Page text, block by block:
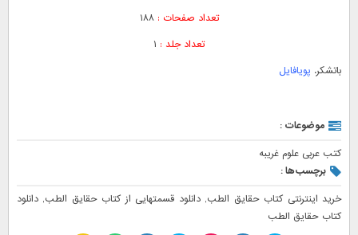
تعداد صفحات : ۱۸۸
تعداد جلد :
باتشکر. پویافایل
موضوعات :
کتب عربی علوم غریبه
برچسب‌ها :
خرید اینترنتی کتاب حقایق الطب,دانلود قسمتهایی از کتاب حقایق الطب, دانلود
کتاب حقایق الطب